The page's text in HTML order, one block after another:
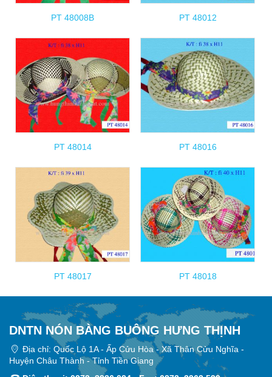
PT 48008B PT 48012
PT 48014 PT 48016
PT 48017 PT 48018
DNTN NÓN BÀNG BUÔNG HƯNG THỊNH
Địa chỉ: Quốc Lộ 1A - Ấp Cửu Hòa - Xã Thân Cửu Nghĩa -
Huyện Châu Thành - Tỉnh Tiền Giang